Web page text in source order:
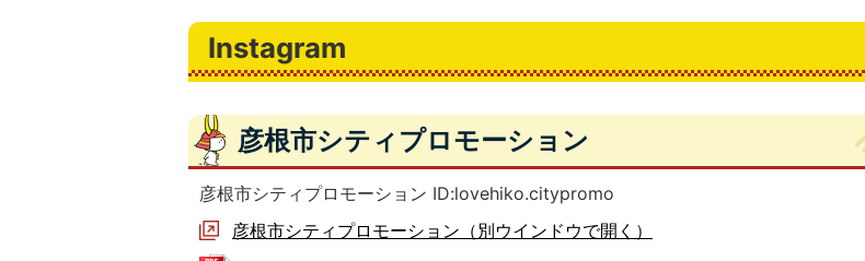
Instagram
彦根市シティプロモーション
彦根市シティプロモーション ID:lovehiko.citypromo
彦根市シティプロモーション（別ウインドウで開く）